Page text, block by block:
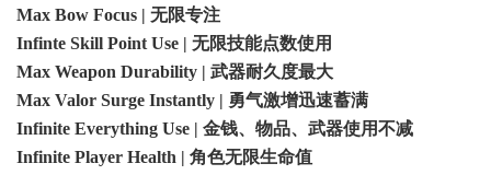
Max Bow Focus | 无限专注
Infinte Skill Point Use | 无限技能点数使用
Max Weapon Durability | 武器耐久度最大
Max Valor Surge Instantly | 勇气激增迅速蓄满
Infinite Everything Use | 金钱、物品、武器使用不减
Infinite Player Health | 角色无限生命值